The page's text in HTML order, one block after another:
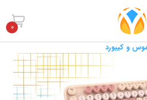
0
و کیبورد